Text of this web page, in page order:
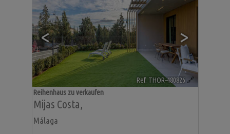
< >
Ref. THOR-480826 🔗
Mijas Costa,
Málaga
Reihenhaus zu verkaufen